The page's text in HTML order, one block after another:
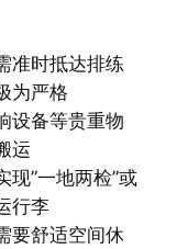
准时抵达排练
为严格
设备等贵重物
运
现”一地两检”或
行李
要舒适空间休